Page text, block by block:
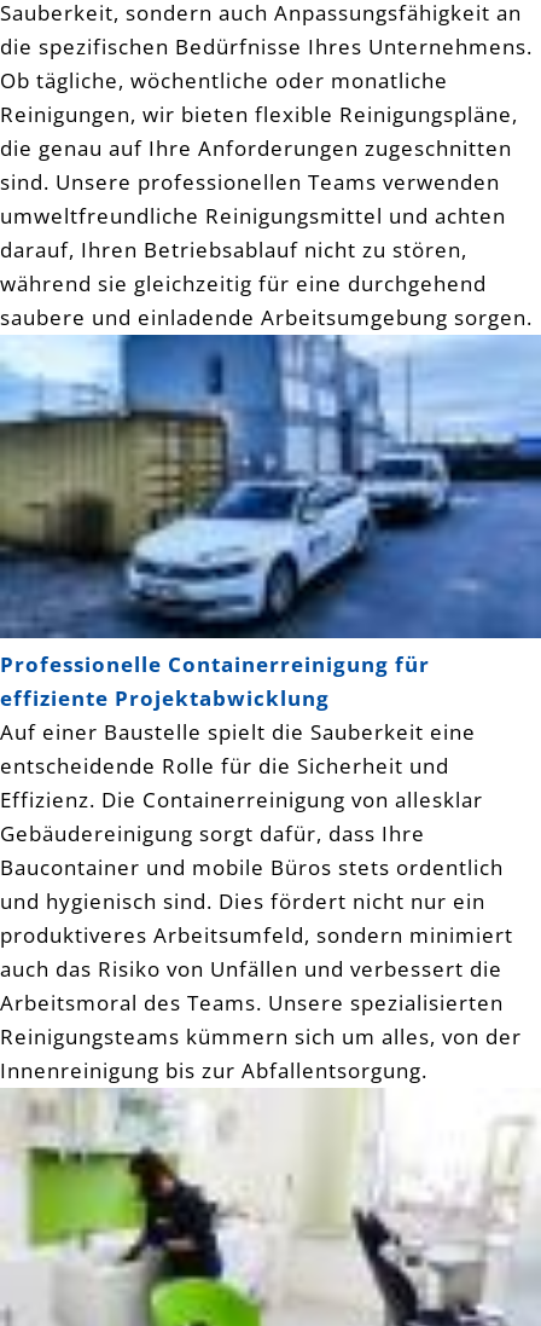
Sauberkeit, sondern auch Anpassungsfähigkeit an
die spezifischen Bedürfnisse Ihres Unternehmens.
Ob tägliche, wöchentliche oder monatliche
Reinigungen, wir bieten flexible Reinigungspläne,
die genau auf Ihre Anforderungen zugeschnitten
sind. Unsere professionellen Teams verwenden
umweltfreundliche Reinigungsmittel und achten
darauf, Ihren Betriebsablauf nicht zu stören,
während sie gleichzeitig für eine durchgehend
saubere und einladende Arbeitsumgebung sorgen.
Professionelle Containerreinigung für
effiziente Projektabwicklung
Auf einer Baustelle spielt die Sauberkeit eine
entscheidende Rolle für die Sicherheit und
Effizienz. Die Containerreinigung von allesklar
Gebäudereinigung sorgt dafür, dass Ihre
Baucontainer und mobile Büros stets ordentlich
und hygienisch sind. Dies fördert nicht nur ein
produktiveres Arbeitsumfeld, sondern minimiert
auch das Risiko von Unfällen und verbessert die
Arbeitsmoral des Teams. Unsere spezialisierten
Reinigungsteams kümmern sich um alles, von der
Innenreinigung bis zur Abfallentsorgung.